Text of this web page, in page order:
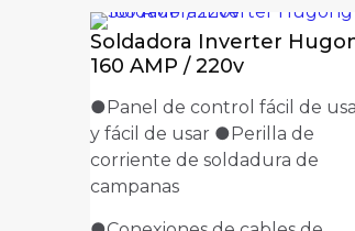
Sé el primero en
Tu dirección de correo
Tu valoración
Soldadora Inverter
160 AMP / 220v
●Panel de control fácil de
y fácil de usar ●Perilla de
corriente de soldadura de
campanas